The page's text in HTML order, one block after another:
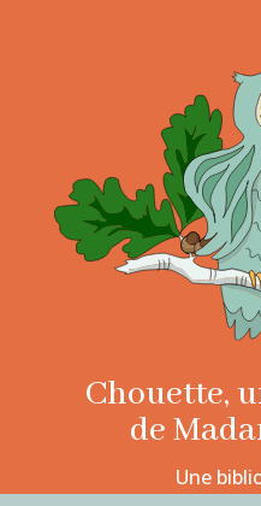
Chouette,
de
Une